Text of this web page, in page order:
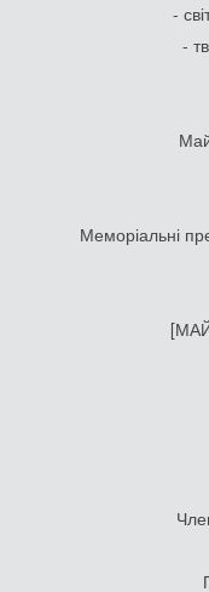
-
-
Меморіальні